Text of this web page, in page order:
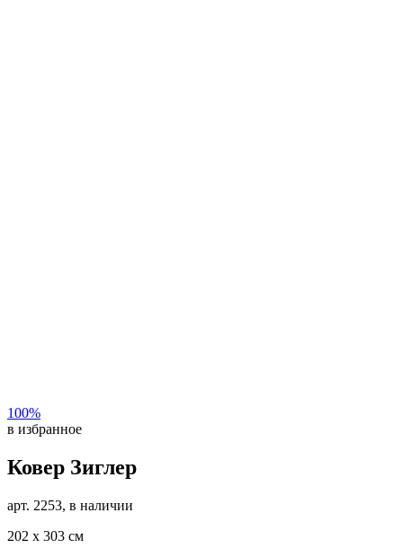
100%
в избранное
Ковер Зиглер
арт. 2253, в наличии
202 х 303 см